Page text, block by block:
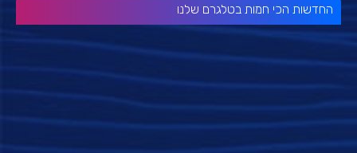
החדשות הכי חמות בטלגרם שלנו